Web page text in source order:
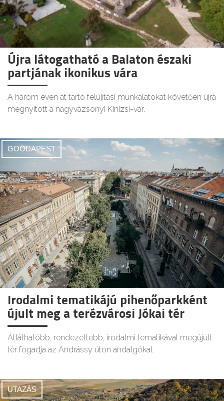
Újra látogatható a Balaton északi
partjának ikonikus vára
A három éven át tartó felújítási munkálatokat követően újra
megnyitott a nagyvázsonyi Kinizsi-vár.
GOODAPEST
Irodalmi tematikájú pihenőparkként
újult meg a terézvárosi Jókai tér
Átláthatóbb, rendezettebb, irodalmi tematikával megújult
tér fogadja az Andrássy úton andalgókat.
UTAZÁS